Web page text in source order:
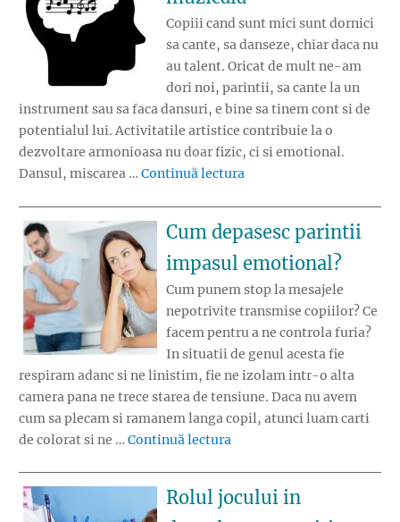
Copiii cand sunt mici sunt dornici
sa cante, sa danseze, chiar daca nu
au talent. Oricat de mult ne-am
dori noi, parintii, sa cante la un
instrument sau sa faca dansuri, e bine sa tinem cont si de
potentialul lui. Activitatile artistice contribuie la o
dezvoltare armonioasa nu doar fizic, ci si emotional.
Dansul, miscarea … Continuă lectura
Cum depasesc parintii
impasul emotional?
Cum punem stop la mesajele
nepotrivite transmise copiilor? Ce
facem pentru a ne controla furia?
In situatii de genul acesta fie
respiram adanc si ne linistim, fie ne izolam intr-o alta
camera pana ne trece starea de tensiune. Daca nu avem
cum sa plecam si ramanem langa copil, atunci luam carti
de colorat si ne … Continuă lectura
Rolul jocului in